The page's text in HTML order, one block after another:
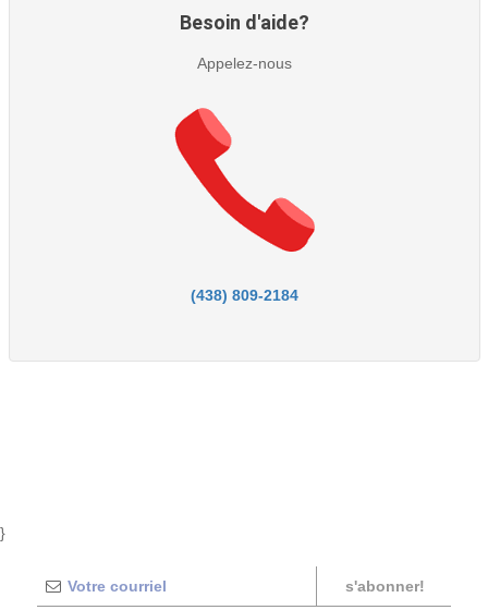
Besoin d'aide?
Appelez-nous
(438) 809-2184
}
s'abonner!